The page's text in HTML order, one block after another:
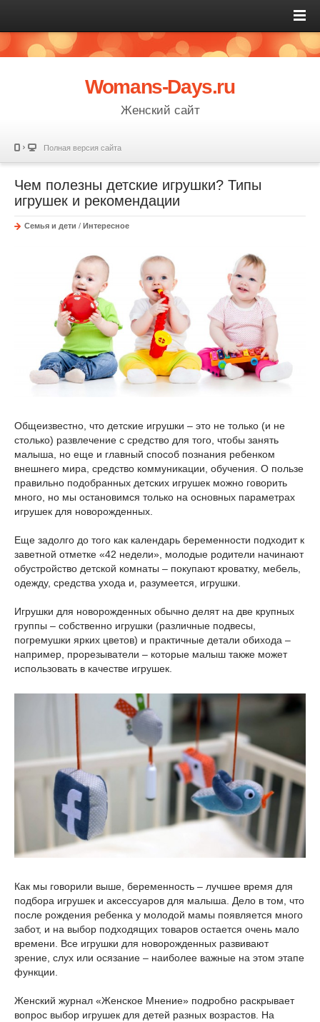
Womans-Days.ru
Женский сайт
Полная версия сайта
Чем полезны детские игрушки? Типы
игрушек и рекомендации
Семья и дети / Интересное
Общеизвестно, что детские игрушки – это не только (и не
столько) развлечение с средство для того, чтобы занять
малыша, но еще и главный способ познания ребенком
внешнего мира, средство коммуникации, обучения. О пользе
правильно подобранных детских игрушек можно говорить
много, но мы остановимся только на основных параметрах
игрушек для новорожденных.
Еще задолго до того как календарь беременности подходит к
заветной отметке «42 недели», молодые родители начинают
обустройство детской комнаты – покупают кроватку, мебель,
одежду, средства ухода и, разумеется, игрушки.
Игрушки для новорожденных обычно делят на две крупных
группы – собственно игрушки (различные подвесы,
погремушки ярких цветов) и практичные детали обихода –
например, прорезыватели – которые малыш также может
использовать в качестве игрушек.
Как мы говорили выше, беременность – лучшее время для
подбора игрушек и аксессуаров для малыша. Дело в том, что
после рождения ребенка у молодой мамы появляется много
забот, и на выбор подходящих товаров остается очень мало
времени. Все игрушки для новорожденных развивают
зрение, слух или осязание – наиболее важные на этом этапе
функции.
Женский журнал «Женское Мнение» подробно раскрывает
вопрос выбор игрушек для детей разных возрастов. На